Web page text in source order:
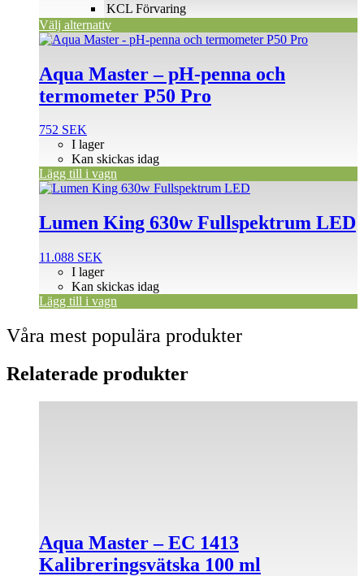
KCL Förvaring
Välj alternativ
Aqua Master – pH-penna och
termometer P50 Pro
752 SEK
I lager
Kan skickas idag
Lägg till i vagn
Lumen King 630w Fullspektrum LED
11.088 SEK
I lager
Kan skickas idag
Lägg till i vagn
Våra mest populära produkter
Relaterade produkter
Aqua Master – EC 1413
Kalibreringsvätska 100 ml